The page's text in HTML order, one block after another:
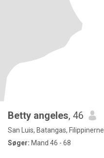
Betty angeles, 46
San Luis, Batangas, Filippinerne
Søger: Mand 46 - 68